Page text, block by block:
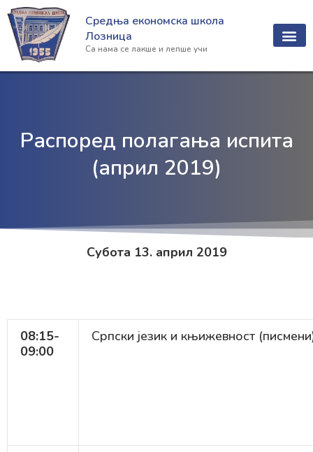
Пређи
на
садржај
Средња економска школа
Лозница
Са нама се лакше и лепше учи
Распоред полагања испита
(април 2019)
Субота 13. април 2019
08:15-
09:00
Српски језик и књижевност